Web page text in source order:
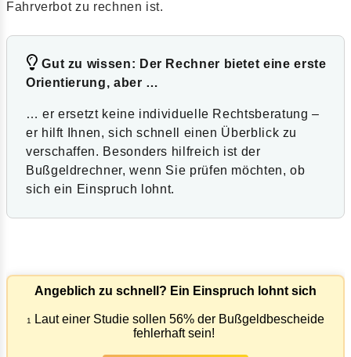
Fahrverbot zu rechnen ist.
Gut zu wissen: Der Rechner bietet eine erste
Orientierung, aber …
… er ersetzt keine individuelle Rechtsberatung –
er hilft Ihnen, sich schnell einen Überblick zu
verschaffen. Besonders hilfreich ist der
Bußgeldrechner, wenn Sie prüfen möchten, ob
sich ein Einspruch lohnt.
Angeblich zu schnell? Ein Einspruch lohnt sich
1
Laut einer Studie sollen 56% der Bußgeldbescheide
fehlerhaft sein!